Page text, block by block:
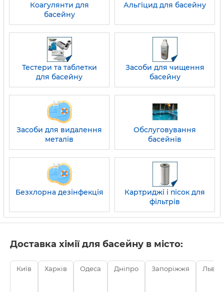
Коагулянти для
басейну
Альгіцид для басейну
Тестери та таблетки
для басейну
Засоби для чищення
басейну
Засоби для видалення
металів
Обслуговування
басейнів
Безхлорна дезінфекція
Картриджі і пісок для
фільтрів
Доставка хімії для басейну в місто:
Київ Харків Одеса Дніпро Запоріжжя Львів